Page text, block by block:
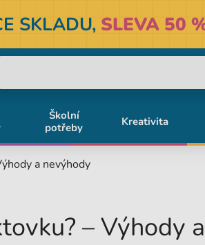
SKLADU, SLEVA 50
Školní
potřeby
Kreativita
a nevýhody
– Výhody a